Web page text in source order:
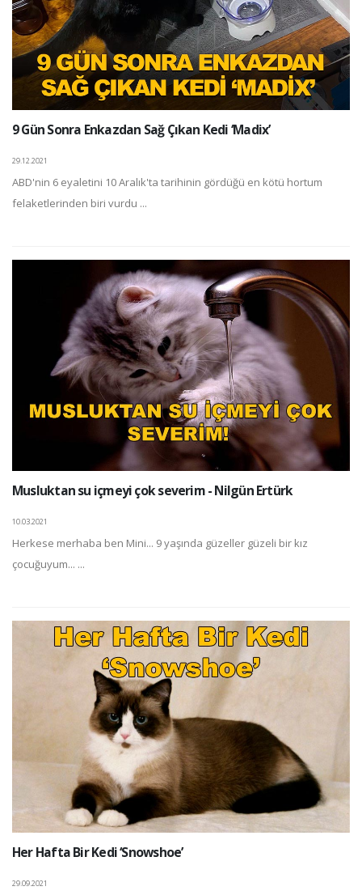
9 Gün Sonra Enkazdan Sağ Çıkan Kedi ‘Madix’
29.12.2021
ABD'nin 6 eyaletini 10 Aralık'ta tarihinin gördüğü en kötü hortum
felaketlerinden biri vurdu ...
Musluktan su içmeyi çok severim - Nilgün Ertürk
10.03.2021
Herkese merhaba ben Mini... 9 yaşında güzeller güzeli bir kız
çocuğuyum... ...
Her Hafta Bir Kedi ‘Snowshoe’
29.09.2021